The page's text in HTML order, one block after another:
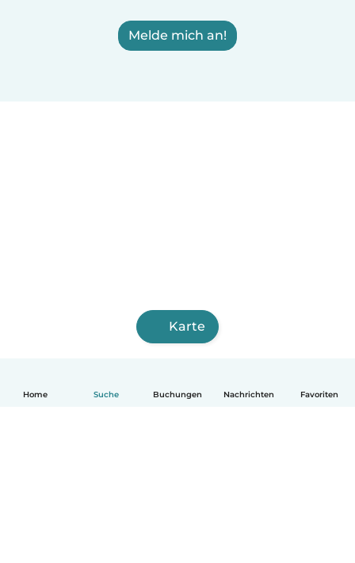
Home Suche Buchungen Nachrichten Favoriten
Melde mich an!
Karte